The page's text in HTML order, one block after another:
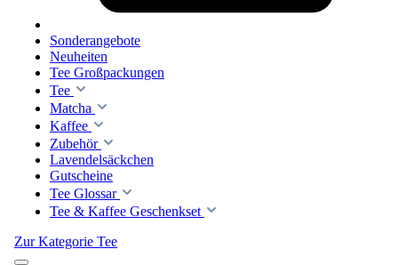
Sonderangebote
Neuheiten
Tee Großpackungen
Tee
Matcha
Kaffee
Zubehör
Lavendelsäckchen
Gutscheine
Tee Glossar
Tee & Kaffee Geschenkset
Zur Kategorie Tee